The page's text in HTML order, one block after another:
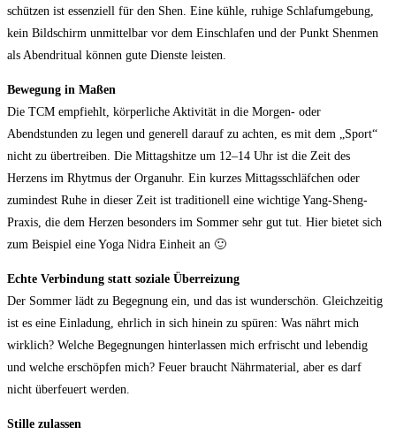
schützen ist essenziell für den Shen. Eine kühle, ruhige Schlafumgebung,
kein Bildschirm unmittelbar vor dem Einschlafen und der Punkt Shenmen
als Abendritual können gute Dienste leisten.
Bewegung in Maßen
Die TCM empfiehlt, körperliche Aktivität in die Morgen- oder
Abendstunden zu legen und generell darauf zu achten, es mit dem „Sport“
nicht zu übertreiben. Die Mittagshitze um 12–14 Uhr ist die Zeit des
Herzens im Rhytmus der Organuhr. Ein kurzes Mittagsschläfchen oder
zumindest Ruhe in dieser Zeit ist traditionell eine wichtige Yang-Sheng-
Praxis, die dem Herzen besonders im Sommer sehr gut tut. Hier bietet sich
zum Beispiel eine Yoga Nidra Einheit an 🙂
Echte Verbindung statt soziale Überreizung
Der Sommer lädt zu Begegnung ein, und das ist wunderschön. Gleichzeitig
ist es eine Einladung, ehrlich in sich hinein zu spüren: Was nährt mich
wirklich? Welche Begegnungen hinterlassen mich erfrischt und lebendig
und welche erschöpfen mich? Feuer braucht Nährmaterial, aber es darf
nicht überfeuert werden.
Stille zulassen